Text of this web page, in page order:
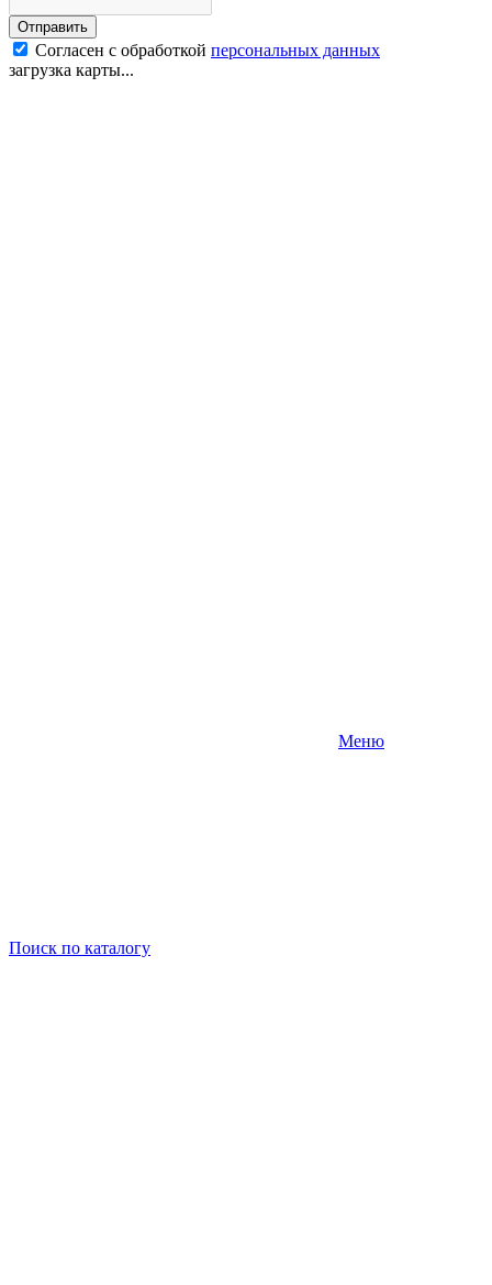
Отправить
Согласен с обработкой персональных данных
загрузка карты...
Меню
Поиск по каталогу